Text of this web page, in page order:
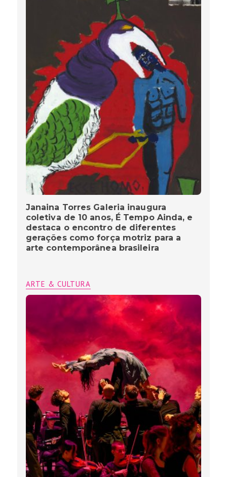
Janaina Torres Galeria inaugura
coletiva de 10 anos, É Tempo Ainda, e
destaca o encontro de diferentes
gerações como força motriz para a
arte contemporânea brasileira
ARTE & CULTURA